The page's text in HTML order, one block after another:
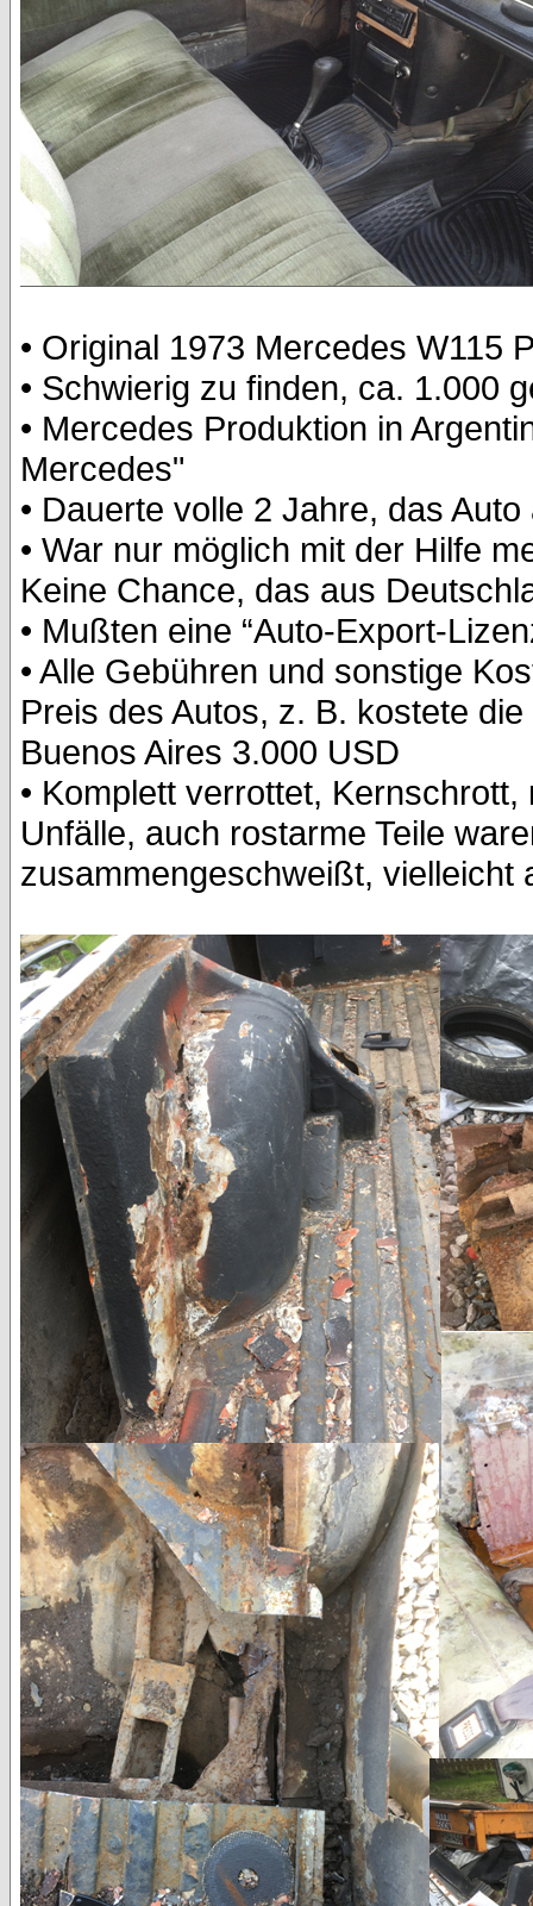
• Original 1973 Mercedes W115
• Schwierig zu finden, ca. 1.000
• Mercedes Produktion in
Mercedes"
• Dauerte volle 2 Jahre, das
• War nur möglich mit der Hilfe
Keine Chance, das aus
• Mußten eine “Auto-Export-
• Alle Gebühren und sonstige
Preis des Autos, z. B. kostete
Buenos Aires 3.000 USD
• Komplett verrottet,
Unfälle, auch rostarme Teile
zusammengeschweißt, vielleicht